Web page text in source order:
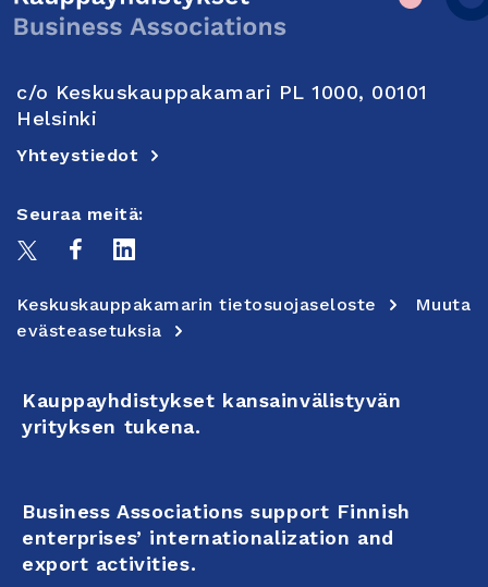
c/o Keskuskauppakamari PL 1000, 00101
Helsinki
Yhteystiedot
Seuraa meitä:
Keskuskauppakamarin tietosuojaseloste
Muuta
evästeasetuksia
Kauppayhdistykset kansainvälistyvän
yrityksen tukena.
Business Associations support Finnish
enterprises’ internationalization and
export activities.